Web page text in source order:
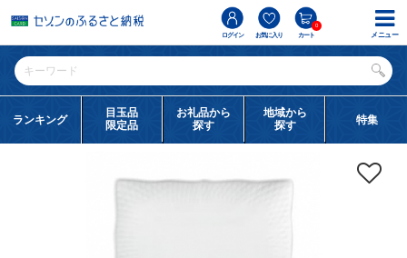
ログイン お気に入り カート
0
ランキング
目玉品
限定品
お礼品から
探す
地域から
探す
特集
メニュー